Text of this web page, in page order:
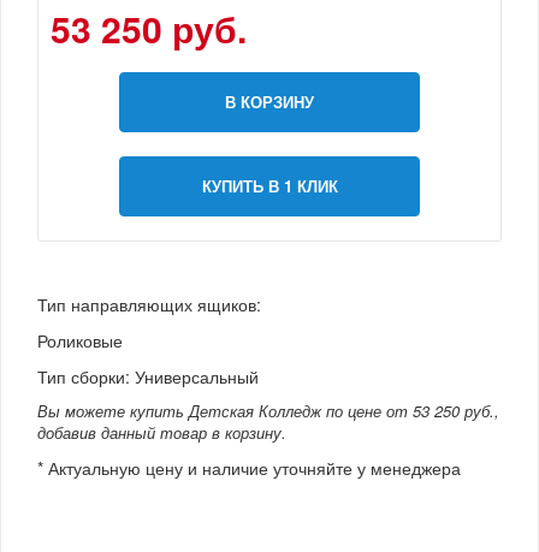
53 250 руб.
В КОРЗИНУ
КУПИТЬ В 1 КЛИК
Тип направляющих ящиков:
Роликовые
Тип сборки: Универсальный
Вы можете купить Детская Колледж по цене от 53 250 руб.,
добавив данный товар в корзину.
* Актуальную цену и наличие уточняйте у менеджера